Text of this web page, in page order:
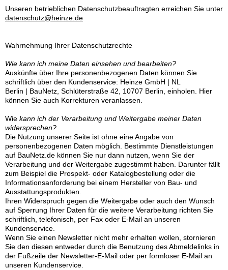
Unseren betrieblichen Datenschutzbeauftragten erreichen Sie unter
datenschutz@heinze.de
Wahrnehmung Ihrer Datenschutzrechte
Wie kann ich meine Daten einsehen und bearbeiten?
Auskünfte über Ihre personenbezogenen Daten können Sie
schriftlich über den Kundenservice: Heinze GmbH | NL
Berlin | BauNetz, Schlüterstraße 42, 10707 Berlin, einholen. Hier
können Sie auch Korrekturen veranlassen.
Wie kann ich der Verarbeitung und Weitergabe meiner Daten
widersprechen?
Die Nutzung unserer Seite ist ohne eine Angabe von
personenbezogenen Daten möglich. Bestimmte Dienstleistungen
auf BauNetz.de können Sie nur dann nutzen, wenn Sie der
Verarbeitung und der Weitergabe zugestimmt haben. Darunter fällt
zum Beispiel die Prospekt- oder Katalogbestellung oder die
Informationsanforderung bei einem Hersteller von Bau- und
Ausstattungsprodukten.
Ihren Widerspruch gegen die Weitergabe oder auch den Wunsch
auf Sperrung Ihrer Daten für die weitere Verarbeitung richten Sie
schriftlich, telefonisch, per Fax oder E-Mail an unseren
Kundenservice.
Wenn Sie einen Newsletter nicht mehr erhalten wollen, stornieren
Sie den diesen entweder durch die Benutzung des Abmeldelinks in
der Fußzeile der Newsletter-E-Mail oder per formloser E-Mail an
unseren Kundenservice.